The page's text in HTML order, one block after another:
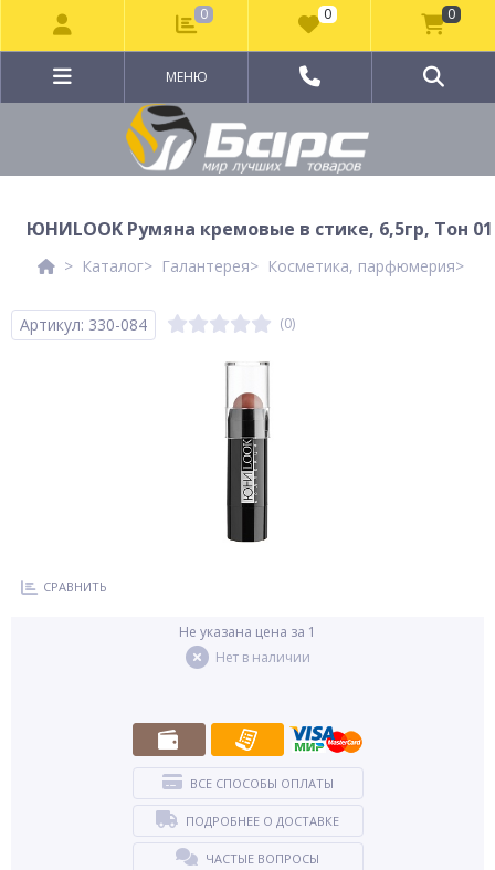
МЕНЮ
ЮНИLOOK Румяна кремовые в стике, 6,5гр, Тон 01
Каталог Галантерея Косметика, парфюмерия
Артикул: 330-084 (0)
СРАВНИТЬ
Не указана цена за 1
Нет в наличии
ВСЕ СПОСОБЫ ОПЛАТЫ
ПОДРОБНЕЕ О ДОСТАВКЕ
ЧАСТЫЕ ВОПРОСЫ
0 0 0